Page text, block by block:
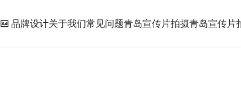
品牌设计关于我们常见问题青岛宣传片拍摄青岛宣传片